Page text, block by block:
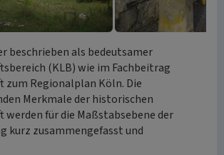
beschrieben als bedeutsamer
(KLB) wie im Fachbeitrag
zum Regionalplan Köln. Die
Merkmale der historischen
für die Maßstabsebene der
kurz zusammengefasst und